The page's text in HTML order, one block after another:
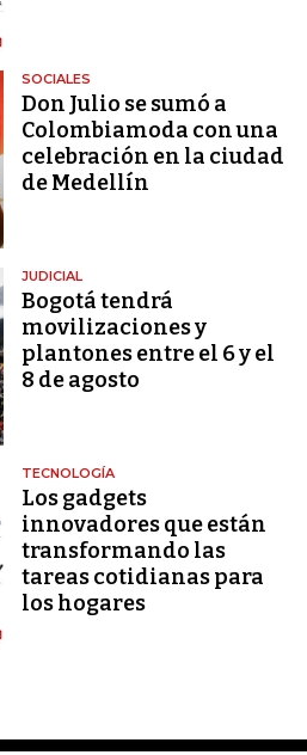
SOCIALES
Don Julio se sumó a
Colombiamoda con una
celebración en la ciudad
de Medellín
JUDICIAL
Bogotá tendrá
movilizaciones y
plantones entre el 6 y el
8 de agosto
TECNOLOGÍA
Los gadgets
innovadores que están
transformando las
tareas cotidianas para
los hogares